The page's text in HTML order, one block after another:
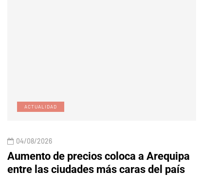
ACTUALIDAD
04/08/2026
Aumento de precios coloca a Arequipa
entre las ciudades más caras del país